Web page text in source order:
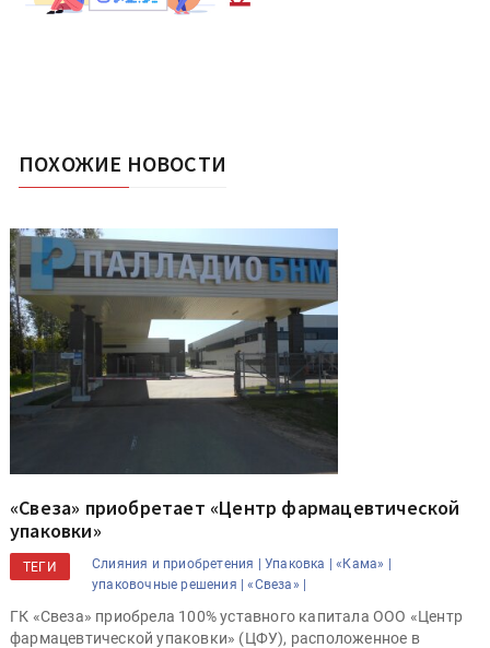
ПОХОЖИЕ НОВОСТИ
«Свеза» приобретает «Центр фармацевтической
упаковки»
ТЕГИ Слияния и приобретения | Упаковка | «Кама» |
упаковочные решения | «Свеза» |
ГК «Свеза» приобрела 100% уставного капитала ООО «Центр
фармацевтической упаковки» (ЦФУ), расположенное в